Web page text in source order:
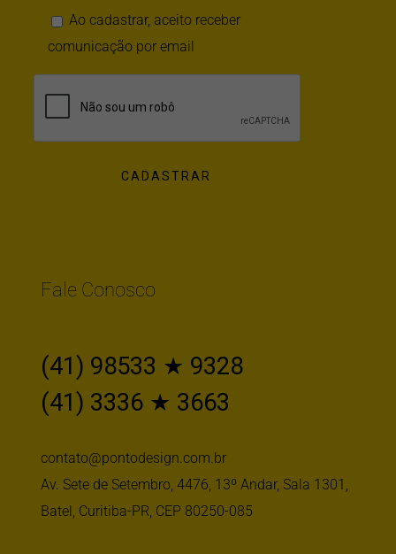
Ao cadastrar, aceito receber
comunicação por email
Fale Conosco
(41) 98533 ★ 9328
(41) 3336 ★ 3663
contato@pontodesign.com.br
Av. Sete de Setembro, 4476, 13º Andar, Sala 1301,
Batel, Curitiba-PR, CEP 80250-085